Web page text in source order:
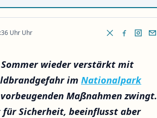
Uhr Uhr
wieder verstärkt mit
im Nationalpark
Maßnahmen zwingt.
Sicherheit, beeinflusst aber